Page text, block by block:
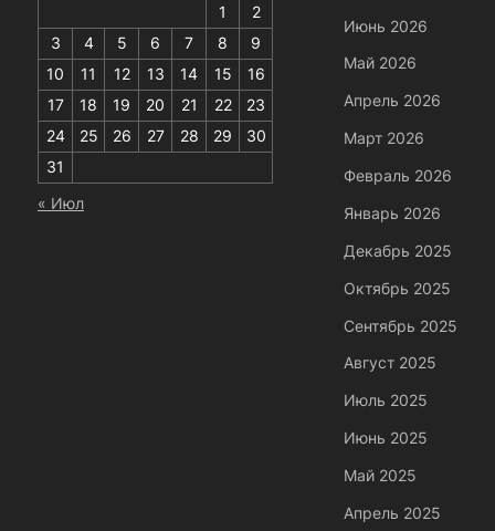
1
2
3
4 5 6 7 8
9
10
11 12 13 14 15
16
17
18 19 20 21 22
23
24
25 26 27 28 29
30
31
« Июл
Июнь 2026
Май 2026
Апрель 2026
Март 2026
Февраль 2026
Январь 2026
Декабрь 2025
Октябрь 2025
Сентябрь 2025
Август 2025
Июль 2025
Июнь 2025
Май 2025
Апрель 2025